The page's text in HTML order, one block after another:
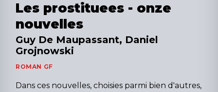
Les prostituees - onze
nouvelles
Guy De Maupassant, Daniel
Grojnowski
ROMAN GF
Dans ces nouvelles, choisies parmi bien d'autres,